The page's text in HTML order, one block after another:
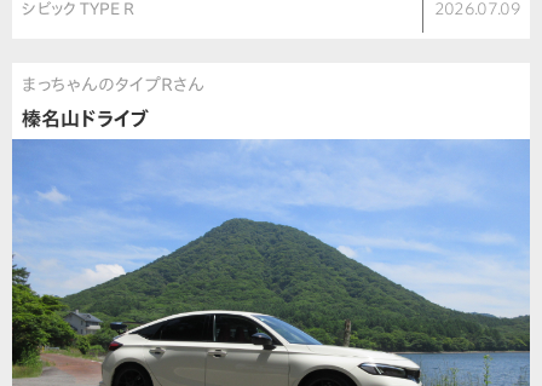
シビック TYPE R 2026.07.09
まっちゃんのタイプＲさん
榛名山ドライブ